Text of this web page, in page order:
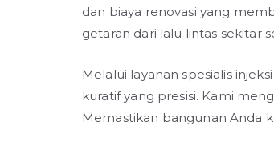
dan biaya renovasi yang
getaran dari lalu lintas sekitar
Melalui layanan spesialis
kuratif yang presisi. Kami
Memastikan bangunan Anda